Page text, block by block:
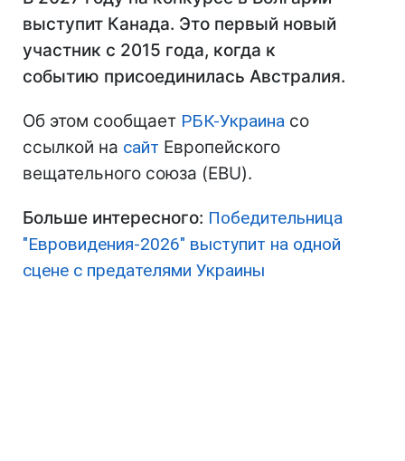
выступит Канада. Это первый новый
участник с 2015 года, когда к
событию присоединилась Австралия.
Об этом сообщает РБК-Украина со
ссылкой на сайт Европейского
вещательного союза (EBU).
Больше интересного: Победительница
"Евровидения-2026" выступит на одной
сцене с предателями Украины